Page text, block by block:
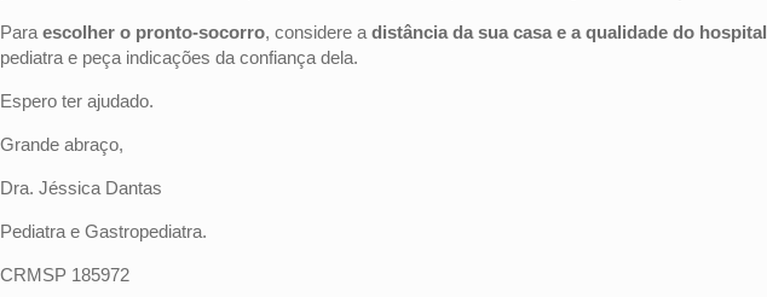
Para escolher o pronto-socorro, considere a distância da sua casa e a qualidade do hospital
pediatra e peça indicações da confiança dela.
Espero ter ajudado.
Grande abraço,
Dra. Jéssica Dantas
Pediatra e Gastropediatra.
CRMSP 185972